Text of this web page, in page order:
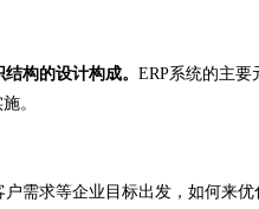
构的设计构成。 ERP系统的主
。
求等企业目标出发，如何来优